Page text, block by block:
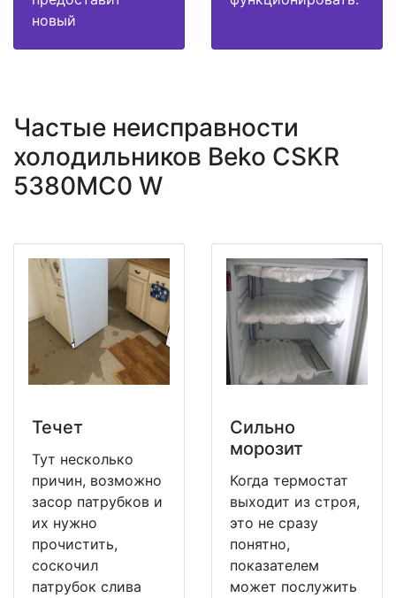
новый
Частые неисправности
холодильников Beko CSKR
5380MC0 W
Течет
Тут несколько
причин, возможно
засор патрубков и
их нужно
прочистить,
соскочил
патрубок слива
Сильно
морозит
Когда термостат
выходит из строя,
это не сразу
понятно,
показателем
может послужить